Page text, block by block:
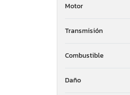
Hond
Husqvarna
Indian
Ineo
Motor
Transmisión
Combustible
Daño